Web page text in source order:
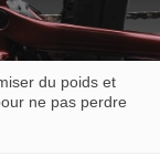
du poids et
ne pas perdre